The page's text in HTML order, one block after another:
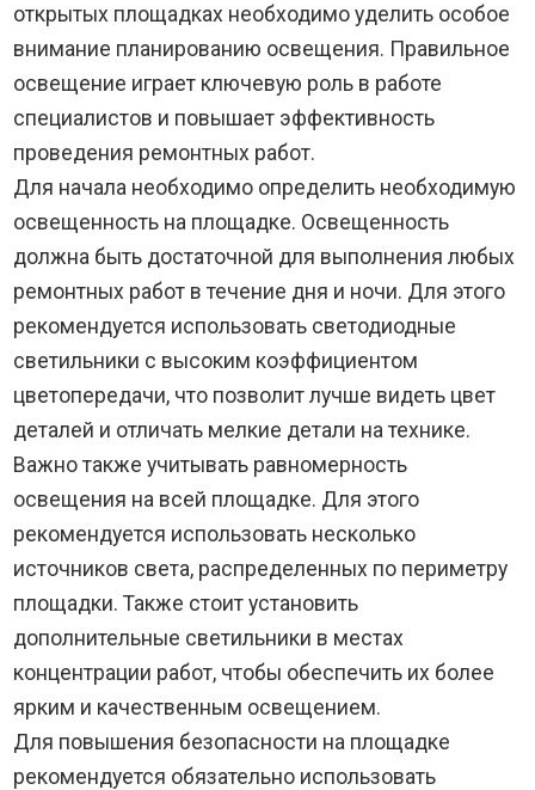
открытых площадках необходимо уделить особое
внимание планированию освещения. Правильное
освещение играет ключевую роль в работе
специалистов и повышает эффективность
проведения ремонтных работ.
Для начала необходимо определить необходимую
освещенность на площадке. Освещенность
должна быть достаточной для выполнения любых
ремонтных работ в течение дня и ночи. Для этого
рекомендуется использовать светодиодные
светильники с высоким коэффициентом
цветопередачи, что позволит лучше видеть цвет
деталей и отличать мелкие детали на технике.
Важно также учитывать равномерность
освещения на всей площадке. Для этого
рекомендуется использовать несколько
источников света, распределенных по периметру
площадки. Также стоит установить
дополнительные светильники в местах
концентрации работ, чтобы обеспечить их более
ярким и качественным освещением.
Для повышения безопасности на площадке
рекомендуется обязательно использовать